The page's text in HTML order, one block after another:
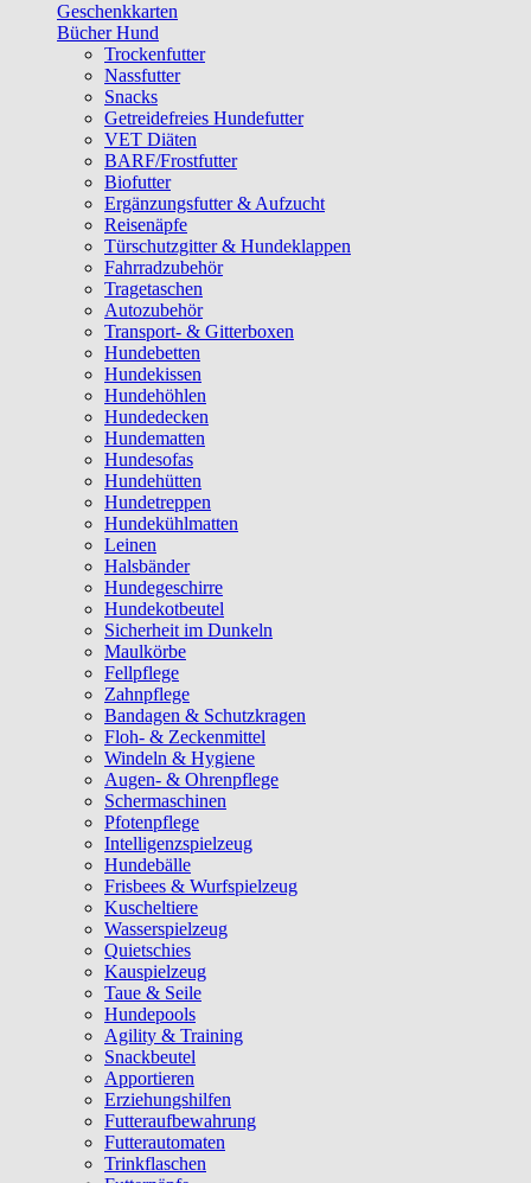
Geschenkkarten
Bücher Hund
Trockenfutter
Nassfutter
Snacks
Getreidefreies Hundefutter
VET Diäten
BARF/Frostfutter
Biofutter
Ergänzungsfutter & Aufzucht
Reisenäpfe
Türschutzgitter & Hundeklappen
Fahrradzubehör
Tragetaschen
Autozubehör
Transport- & Gitterboxen
Hundebetten
Hundekissen
Hundehöhlen
Hundedecken
Hundematten
Hundesofas
Hundehütten
Hundetreppen
Hundekühlmatten
Leinen
Halsbänder
Hundegeschirre
Hundekotbeutel
Sicherheit im Dunkeln
Maulkörbe
Fellpflege
Zahnpflege
Bandagen & Schutzkragen
Floh- & Zeckenmittel
Windeln & Hygiene
Augen- & Ohrenpflege
Schermaschinen
Pfotenpflege
Intelligenzspielzeug
Hundebälle
Frisbees & Wurfspielzeug
Kuscheltiere
Wasserspielzeug
Quietschies
Kauspielzeug
Taue & Seile
Hundepools
Agility & Training
Snackbeutel
Apportieren
Erziehungshilfen
Futteraufbewahrung
Futterautomaten
Trinkflaschen